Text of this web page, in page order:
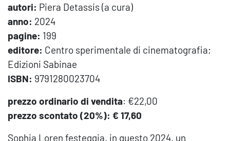
autori: Piera Detassis (a cura)
anno: 2024
pagine: 199
editore: Centro sperimentale di cinematografia;
Edizioni Sabinae
ISBN: 9791280023704
prezzo ordinario di vendita: €22,00
prezzo scontato (20%): € 17,60
Sophia Loren festeggia, in questo 2024, un